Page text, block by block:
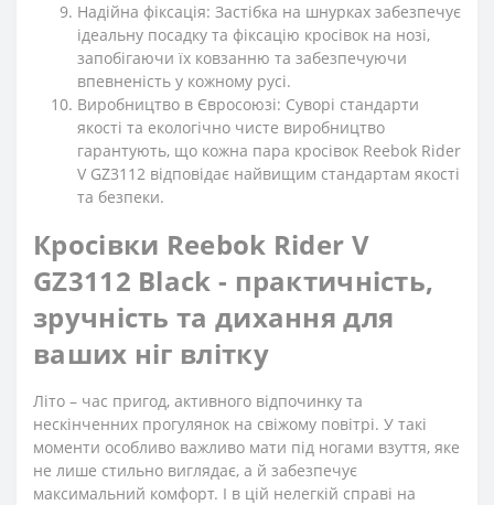
Надійна фіксація: Застібка на шнурках забезпечує
ідеальну посадку та фіксацію кросівок на нозі,
запобігаючи їх ковзанню та забезпечуючи
впевненість у кожному русі.
Виробництво в Євросоюзі: Суворі стандарти
якості та екологічно чисте виробництво
гарантують, що кожна пара кросівок Reebok Rider
V GZ3112 відповідає найвищим стандартам якості
та безпеки.
Кросівки Reebok Rider V
GZ3112 Black - практичність,
зручність та дихання для
ваших ніг влітку
Літо – час пригод, активного відпочинку та
нескінченних прогулянок на свіжому повітрі. У такі
моменти особливо важливо мати під ногами взуття, яке
не лише стильно виглядає, а й забезпечує
максимальний комфорт. І в цій нелегкій справі на